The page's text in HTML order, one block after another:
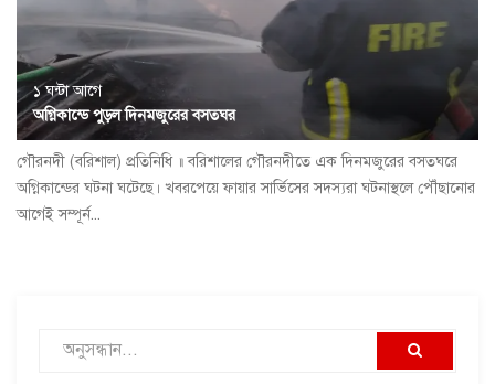
১ ঘন্টা আগে
অগ্নিকান্ডে পুড়ল দিনমজুরের বসতঘর
গৌরনদী (বরিশাল) প্রতিনিধি ॥ বরিশালের গৌরনদীতে এক দিনমজুরের বসতঘরে
অগ্নিকান্ডের ঘটনা ঘটেছে। খবরপেয়ে ফায়ার সার্ভিসের সদস্যরা ঘটনাস্থলে পৌঁছানোর
আগেই সম্পূর্ন...